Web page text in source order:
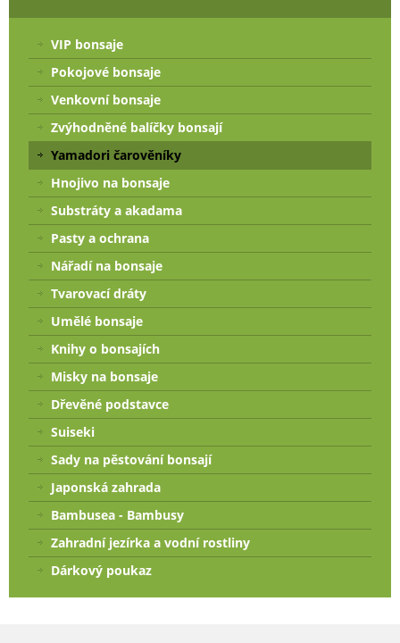
VIP bonsaje
Pokojové bonsaje
Venkovní bonsaje
Zvýhodněné balíčky bonsají
Yamadori čarověníky
Hnojivo na bonsaje
Substráty a akadama
Pasty a ochrana
Nářadí na bonsaje
Tvarovací dráty
Umělé bonsaje
Knihy o bonsajích
Misky na bonsaje
Dřevěné podstavce
Suiseki
Sady na pěstování bonsají
Japonská zahrada
Bambusea - Bambusy
Zahradní jezírka a vodní rostliny
Dárkový poukaz